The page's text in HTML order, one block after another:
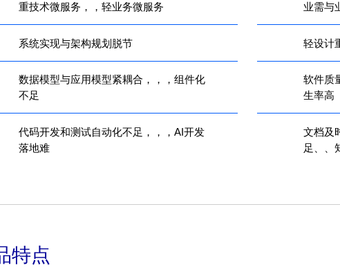
重技术微服务，，轻业务微服务 业需与
系统实现与架构规划脱节 轻设计重
数据模型与应用模型紧耦合，，，组件化
不足
软件质量
生率高
代码开发和测试自动化不足，，，AI开发
落地难
文档及时
足、
特点